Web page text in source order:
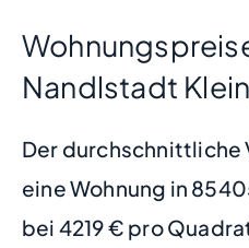
Nandlstadt
Der durchschnittliche
eine Wohnung in
bei 4219 € pro